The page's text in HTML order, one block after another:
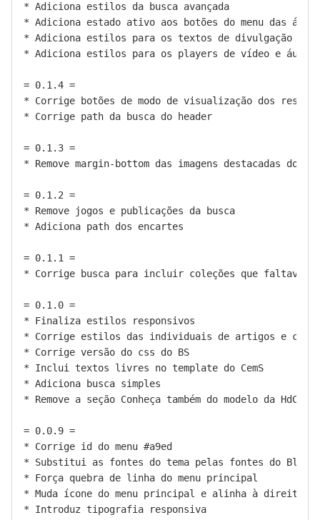
* Adiciona estilos da busca avançada
* Adiciona estado ativo aos botões do menu das
* Adiciona estilos para os textos de divulgação
* Adiciona estilos para os players de vídeo e áudio
= 0.1.4 =
* Corrige botões de modo de visualização dos
* Corrige path da busca do header
= 0.1.3 =
* Remove margin-bottom das imagens destacadas dos
= 0.1.2 =
* Remove jogos e publicações da busca
* Adiciona path dos encartes
= 0.1.1 =
* Corrige busca para incluir coleções que faltavam
= 0.1.0 =
* Finaliza estilos responsivos
* Corrige estilos das individuais de artigos e
* Corrige versão do css do BS
* Inclui textos livres no template do CemS
* Adiciona busca simples
* Remove a seção Conheça também do modelo da HdC
= 0.0.9 =
* Corrige id do menu #a9ed
* Substitui as fontes do tema pelas fontes do
* Força quebra de linha do menu principal
* Muda ícone do menu principal e alinha à direita
* Introduz tipografia responsiva